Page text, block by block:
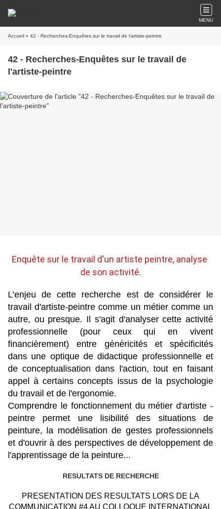
MENU
Accueil » 42 - Recherches-Enquêtes sur le travail de l'artiste-peintre
42 - Recherches-Enquêtes sur le travail de
l'artiste-peintre
Enquête sur le travail d'un artiste peintre, analyse
de son activité.
L’enjeu de cette recherche est de considérer le
travail d'artiste-peintre comme un métier comme un
autre, ou presque. Il s'agit d'analyser cette activité
professionnelle (pour ceux qui en vivent
financièrement) entre généricités et spécificités
dans une optique de didactique professionnelle et
de conceptualisation dans l'action, tout en faisant
appel à certains concepts issus de la psychologie
du travail et de l'ergonomie.
Comprendre le fonctionnement du métier d'artiste -
peintre permet une lisibilité des situations de
peinture, la modélisation de gestes professionnels
et d'ouvrir à des perspectives de développement de
l'apprentissage de la peinture...
RESULTATS DE RECHERCHE
PRESENTATION DES RESULTATS LORS DE LA
COMMUNICATION #4 AU COLLOQUE INTERNATIONAL